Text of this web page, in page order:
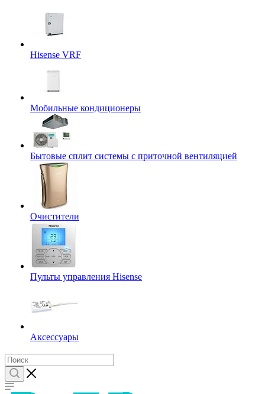
Hisense VRF
Мобильные кондиционеры
Бытовые сплит системы с приточной вентиляцией
Очистители
Пульты управления Hisense
Аксессуары